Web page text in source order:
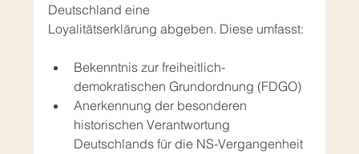
Deutschland eine
Loyalitätserklärung abgeben. Diese umfasst:
Bekenntnis zur freiheitlich-
demokratischen Grundordnung (FDGO)
Anerkennung der besonderen
historischen Verantwortung
Deutschlands für die NS-Vergangenheit